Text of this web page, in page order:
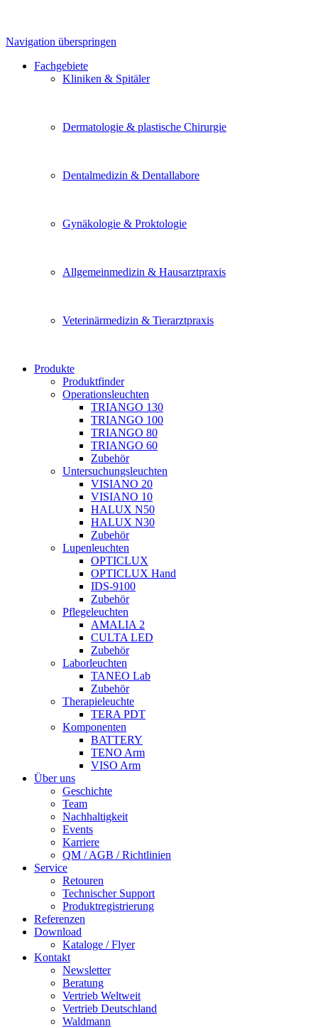
Navigation überspringen
Fachgebiete
Kliniken & Spitäler
Dermatologie & plastische Chirurgie
Dentalmedizin & Dentallabore
Gynäkologie & Proktologie
Allgemeinmedizin & Hausarztpraxis
Veterinärmedizin & Tierarztpraxis
Produkte
Produktfinder
Operationsleuchten
TRIANGO 130
TRIANGO 100
TRIANGO 80
TRIANGO 60
Zubehör
Untersuchungsleuchten
VISIANO 20
VISIANO 10
HALUX N50
HALUX N30
Zubehör
Lupenleuchten
OPTICLUX
OPTICLUX Hand
IDS-9100
Zubehör
Pflegeleuchten
AMALIA 2
CULTA LED
Zubehör
Laborleuchten
TANEO Lab
Zubehör
Therapieleuchte
TERA PDT
Komponenten
BATTERY
TENO Arm
VISO Arm
Über uns
Geschichte
Team
Nachhaltigkeit
Events
Karriere
QM / AGB / Richtlinien
Service
Retouren
Technischer Support
Produktregistrierung
Referenzen
Download
Kataloge / Flyer
Kontakt
Newsletter
Beratung
Vertrieb Weltweit
Vertrieb Deutschland
Waldmann